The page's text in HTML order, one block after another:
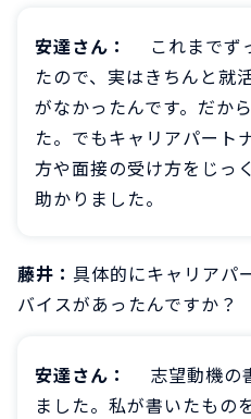
安達さん：
これまでず
たので、実はきちんと就
がなかったんです。だか
た。でもキャリアパート
方や面接の受け方をじっ
助かりました。
藤井： 具体的にキャリアパ
バイスがあったんですか？
安達さん：
志望動機の
ました。私が書いたもの